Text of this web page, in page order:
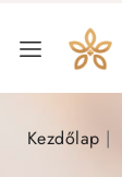
Kezdőlap